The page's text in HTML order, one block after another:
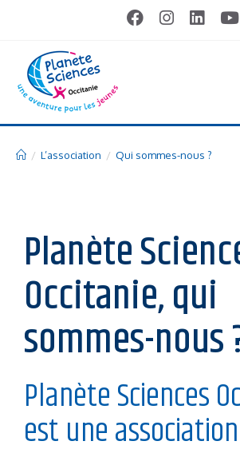
/ L’association / Qui sommes-nous ?
Planète
Occitanie, qui
sommes-nous
Planète Sciences
est une